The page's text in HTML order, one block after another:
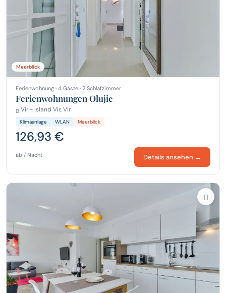
Meerblick
Ferienwohnung · 4 Gäste · 2 Schlafzimmer
Ferienwohnungen Olujic
Vir - island Vir, Vir
Klimaanlage WLAN Meerblick
126,93 €
ab / Nacht Details ansehen →